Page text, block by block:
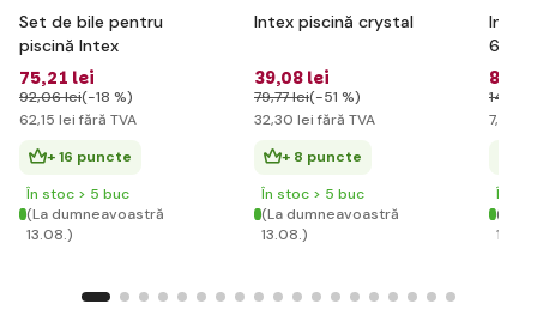
Set de bile pentru
piscină Intex
75,21 lei
92,06 lei(-18 %)
62,15 lei fără TVA
+ 16 puncte
În stoc > 5 buc
(La dumneavoastră
13.08.)
Intex piscină crystal
39,08 lei
79,77 lei(-51 %)
32,30 lei fără TVA
+ 8 puncte
În stoc > 5 buc
(La dumneavoastră
13.08.)
Intex
61cm
8
14
7,42 lei
În
(La